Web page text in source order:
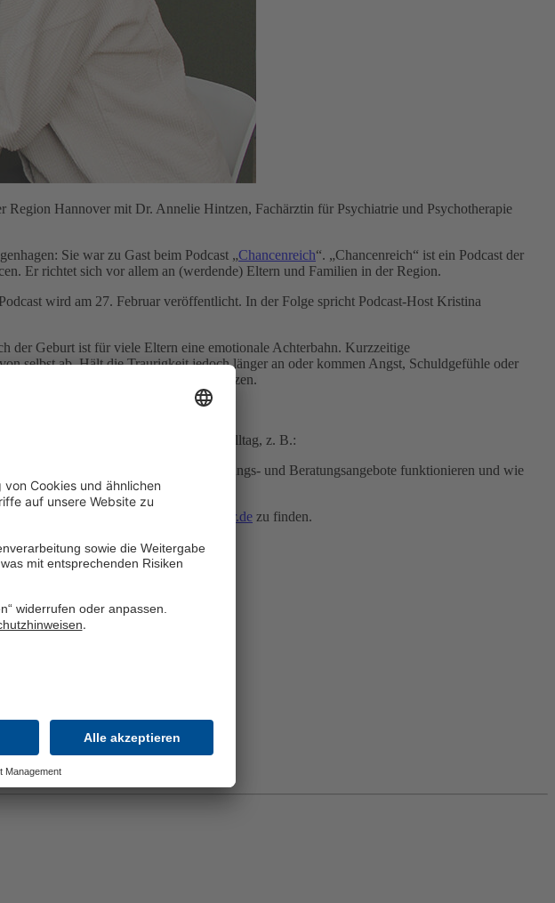
Hannover mit Dr. Annelie Hintzen, Fachärztin für Psychiatrie und Psychotherapie
Sie war zu Gast beim Podcast „Chancenreich“. „Chancenreich“ ist ein Podcast der
Er richtet sich vor allem an (werdende) Eltern und Familien in der Region.
wird am 27. Februar veröffentlicht. In der Folge spricht Podcast-Host Kristina
der Geburt ist für viele Eltern eine emotionale Achterbahn. Kurzzeitige
selbst ab. Hält die Traurigkeit jedoch länger an oder kommen Angst, Schuldgefühle oder
Unterstützung zu holen“, so Dr. Hintzen.
und Unterstützung im Familienalltag, z. B.:
und praxisnah erklären, wie Unterstützungs- und Beratungsangebote funktionieren und wie
rund um die Geburt sind auf
hannover.de zu finden.